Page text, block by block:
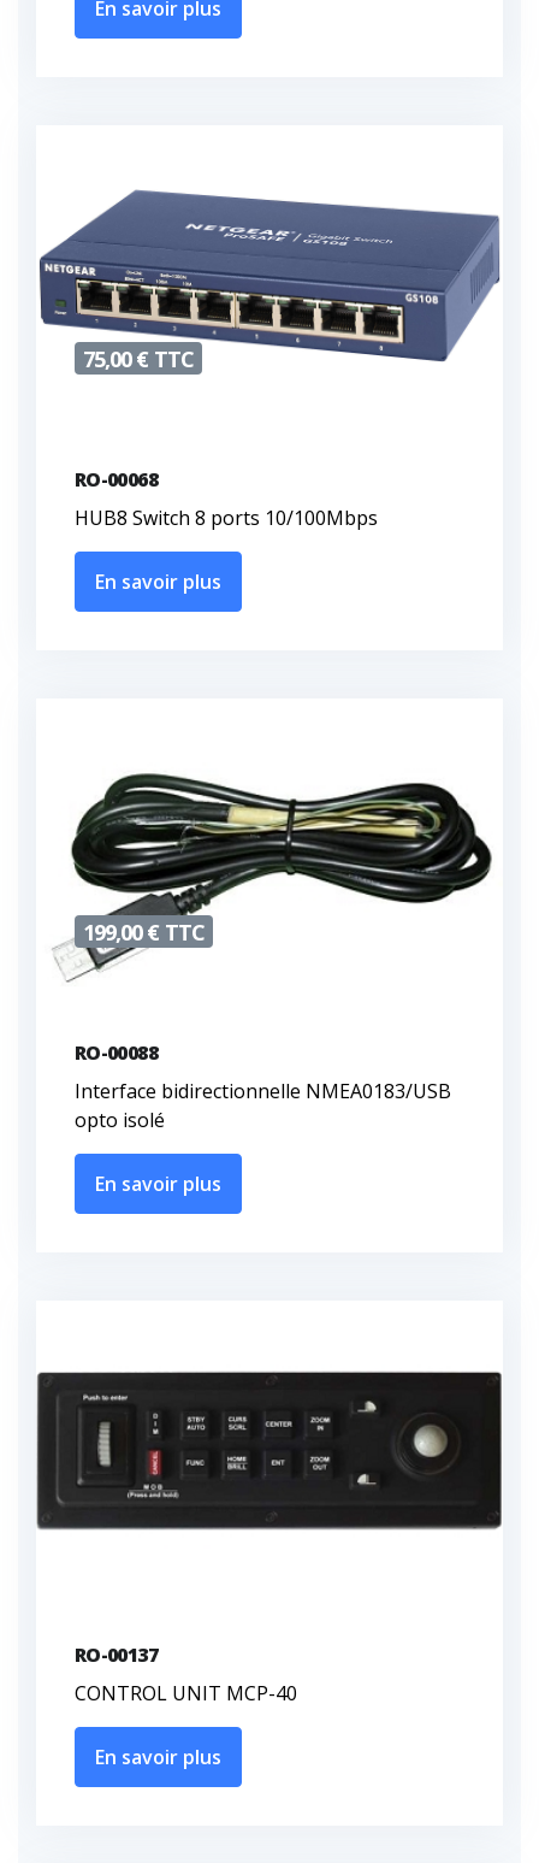
En savoir plus
75,00 € TTC
RO-00068
HUB8 Switch 8 ports 10/100Mbps
En savoir plus
199,00 € TTC
RO-00088
Interface bidirectionnelle NMEA0183/USB
opto isolé
En savoir plus
RO-00137
CONTROL UNIT MCP-40
En savoir plus